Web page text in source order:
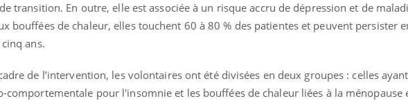
transition. En outre, elle est associée à un risque accru de dépression et de
bouffées de chaleur, elles touchent 60 à 80 % des patientes et peuvent persister
ans.
de l’intervention, les volontaires ont été divisées en deux groupes : celles
comportementale pour l'insomnie et les bouffées de chaleur liées à la ménopause